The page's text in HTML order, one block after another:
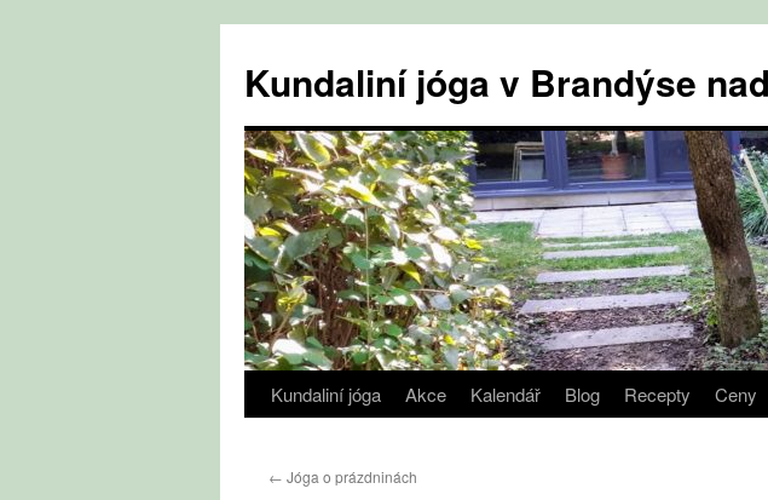
obsahu
webu
Kundaliní jóga v Brandýse
Kundaliní jóga Akce Kalendář Blog Recepty Ceny
← Jóga o prázdninách